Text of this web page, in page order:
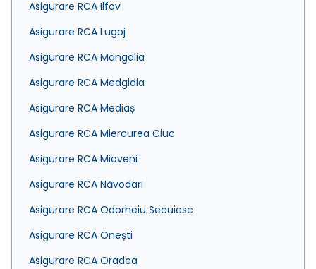
Asigurare RCA Ilfov
Asigurare RCA Lugoj
Asigurare RCA Mangalia
Asigurare RCA Medgidia
Asigurare RCA Mediaș
Asigurare RCA Miercurea Ciuc
Asigurare RCA Mioveni
Asigurare RCA Năvodari
Asigurare RCA Odorheiu Secuiesc
Asigurare RCA Onești
Asigurare RCA Oradea